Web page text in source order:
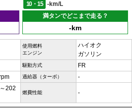
10・15
-km/L
満タンでどこまで走る？
-km
使用燃料
エンジン
ハイオク
ガソリン
駆動方式 FR
過給器（ターボ） -
202
燃費性能 -